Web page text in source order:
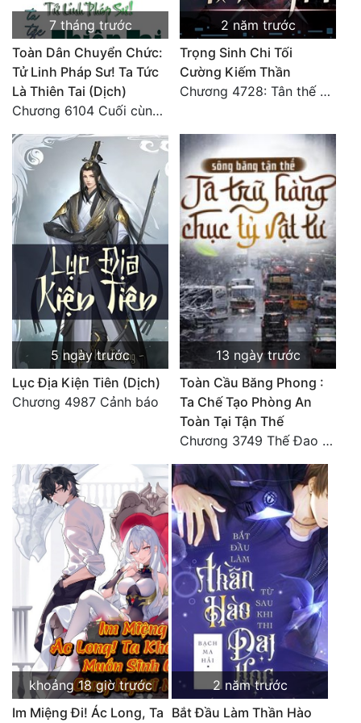
Quân Sự
Sảng Văn
Sắc
Thanh Xuân
Tiên Hiệp
Tiểu Thuyết
Trinh Thám
Triều Đấu
Trùng Sinh
Trọng Sinh
Tu Chân
Tu Tiên
Vô Địch
Võ Hiệp
Võng Du
Xuyên Không
Xuyên Nhanh
Xuyên Sách
Xuyên Thư
Điền Văn
7 tháng trước
Toàn Dân Chuyển Chức:
Tử Linh Pháp Sư! Ta Tức
Là Thiên Tai (Dịch)
Chương 6104 Cuối cùng (HẾT)
2 năm trước
Trọng Sinh Chi Tối
Cường Kiếm Thần
Chương 4728: Tân thế giới (đại kết cục) (10)
5 ngày trước
Lục Địa Kiện Tiên (Dịch)
Chương 4987 Cảnh báo
13 ngày trước
Toàn Cầu Băng Phong :
Ta Chế Tạo Phòng An
Toàn Tại Tận Thế
Chương 3749 Thế Đao xuất kích
khoảng 18 giờ trước
Im Miệng Đi! Ác Long, Ta
2 năm trước
Bắt Đầu Làm Thần Hào